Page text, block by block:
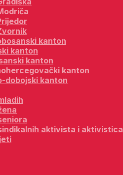
kanton
kanton
kanton
kanton
dobojski kanton
aktivista i aktivistica